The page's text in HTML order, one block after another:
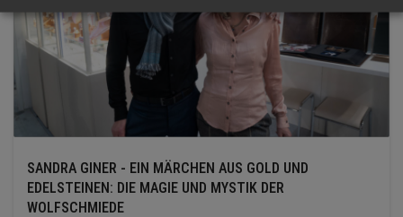
SANDRA GINER - EIN MÄRCHEN AUS GOLD UND
EDELSTEINEN: DIE MAGIE UND MYSTIK DER
WOLFSCHMIEDE